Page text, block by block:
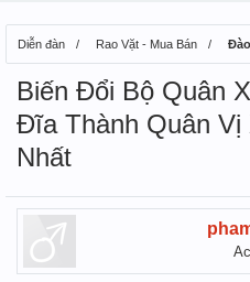
Diễn đàn Rao Vặt - Mua Bán
Biến Đổi Bộ Quân
Đĩa Thành Quân
Nhất